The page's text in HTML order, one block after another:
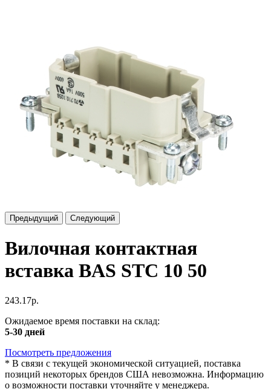
Предыдущий Следующий
Вилочная контактная
вставка BAS STC 10 50
243.17р.
Ожидаемое время поставки на склад:
5-30 дней
Посмотреть предложения
* В связи с текущей экономической ситуацией, поставка
позиций некоторых брендов США невозможна. Информацию
о возможности поставки уточняйте у менеджера.